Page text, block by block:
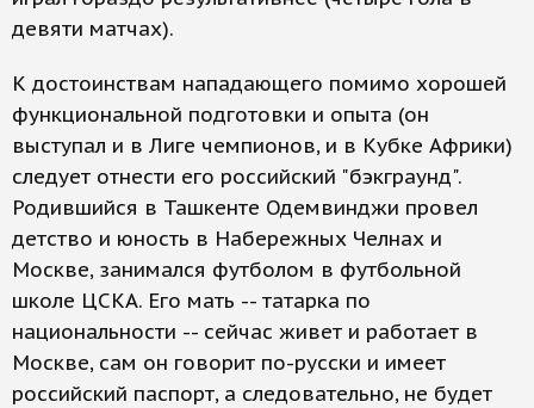
девяти матчах).
К достоинствам нападающего помимо хорошей
функциональной подготовки и опыта (он
выступал и в Лиге чемпионов, и в Кубке Африки)
следует отнести его российский "бэкграунд".
Родившийся в Ташкенте Одемвинджи провел
детство и юность в Набережных Челнах и
Москве, занимался футболом в футбольной
школе ЦСКА. Его мать -- татарка по
национальности -- сейчас живет и работает в
Москве, сам он говорит по-русски и имеет
российский паспорт, а следовательно, не будет